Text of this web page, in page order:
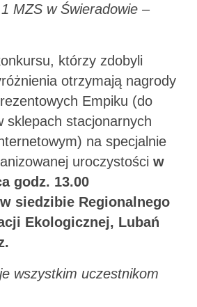
MZS w Świeradowie –
którzy zdobyli
otrzymają nagrody
Empiku (do
sklepach stacjonarnych
na specjalnie
uroczystości w
godz. 13.00
siedzibie Regionalnego
Ekologicznej, Lubań
wszystkim uczestnikom